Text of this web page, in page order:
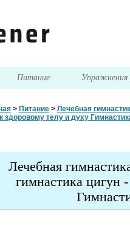
Питание Упражнения
> Питание> Лечебная
здоровому телу и духу
Лечебная
гимнастика цигун